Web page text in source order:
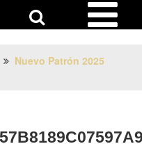
Nuevo Patrón 2025